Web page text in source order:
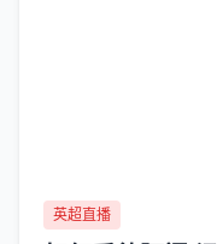
英超直播